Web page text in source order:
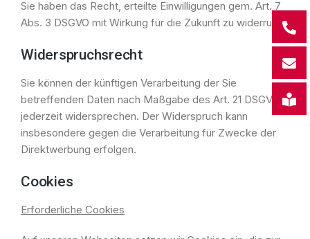
Sie haben das Recht, erteilte Einwilligungen gem. Art. 7
Abs. 3 DSGVO mit Wirkung für die Zukunft zu widerrufen
Widerspruchsrecht
Sie können der künftigen Verarbeitung der Sie
betreffenden Daten nach Maßgabe des Art. 21 DSGVO
jederzeit widersprechen. Der Widerspruch kann
insbesondere gegen die Verarbeitung für Zwecke der
Direktwerbung erfolgen.
Cookies
Erforderliche Cookies